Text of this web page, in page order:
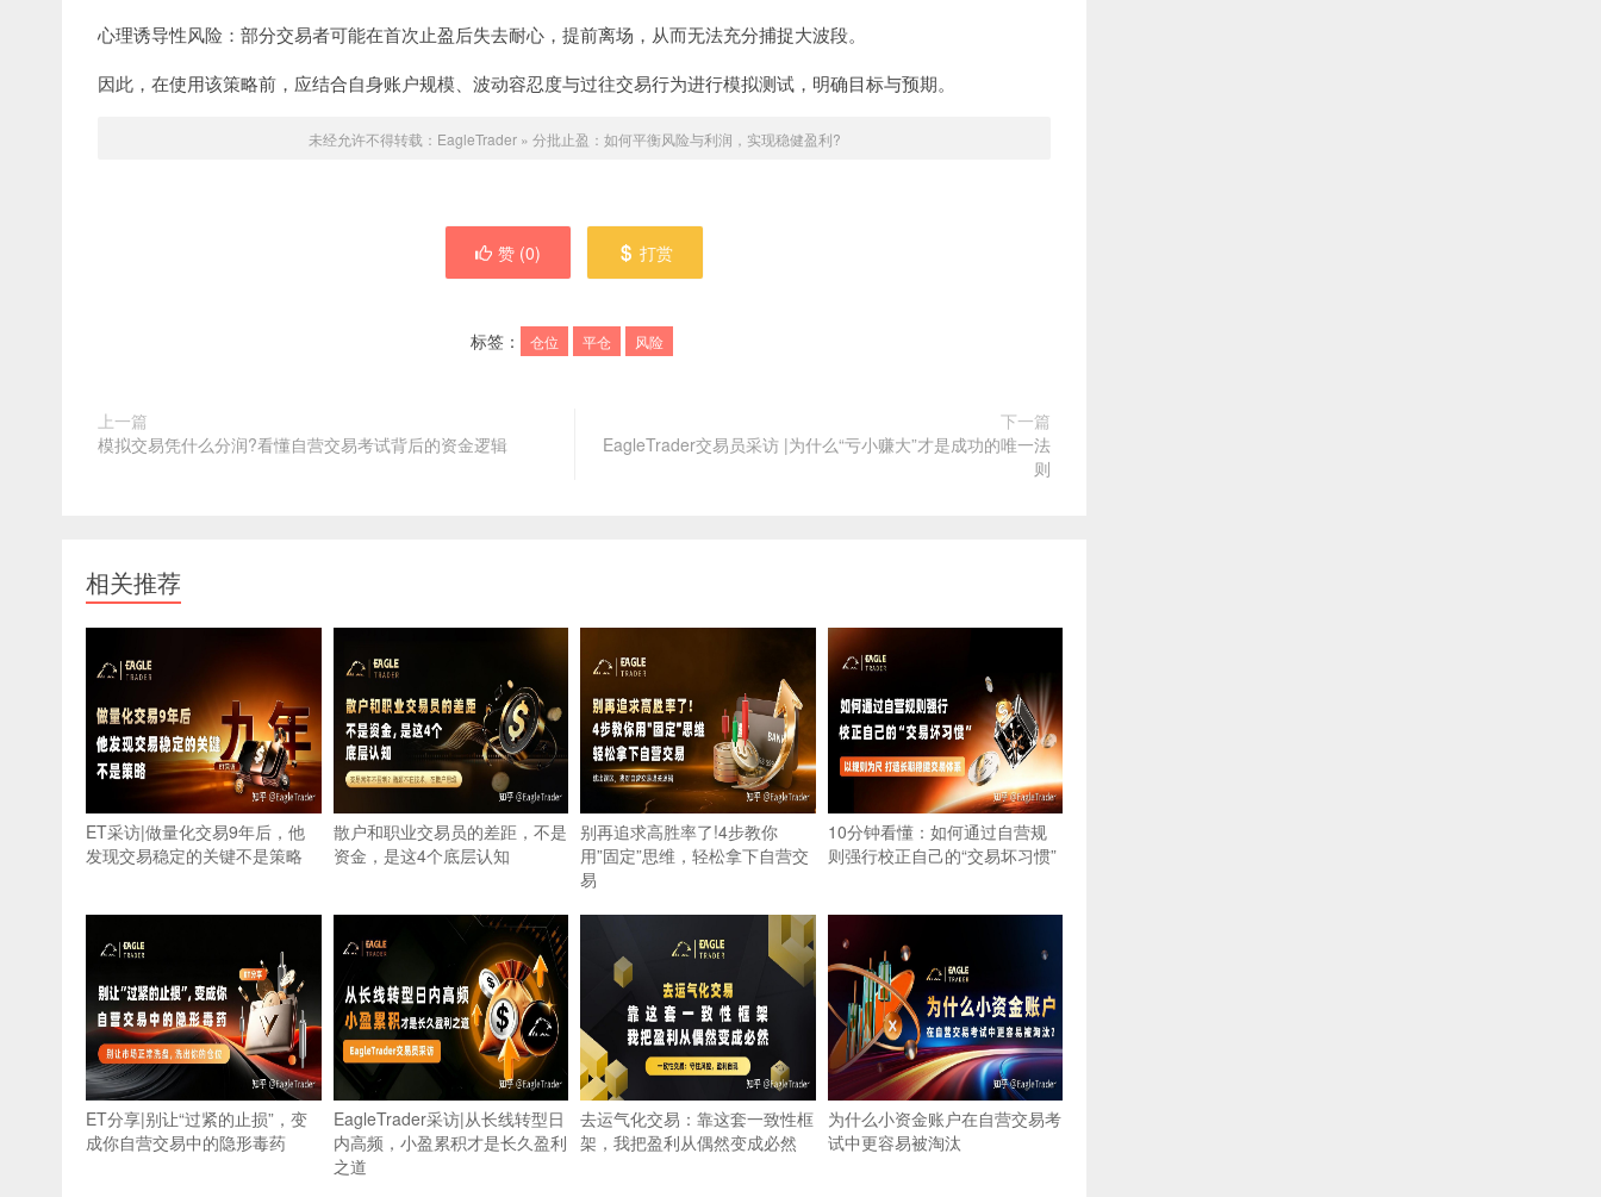
心理诱导性风险：部分交易者可能在首次止盈后失去耐心，提前离场，从而无法充分捕捉大波段。
因此，在使用该策略前，应结合自身账户规模、波动容忍度与过往交易行为进行模拟测试，明确目标与预期。
未经允许不得转载： EagleTrader» 分批止盈：如何平衡风险与利润，实现稳健盈利?
赞 (0) 打赏
标签： 仓位 平仓 风险
上一篇
模拟交易凭什么分润?看懂自营交易考试背后的资金逻辑
下一篇
EagleTrader交易员采访 |为什么“亏小赚大”才是成功的唯一法
则
相关推荐
ET采访|做量化交易9年后，他
发现交易稳定的关键不是策略
散户和职业交易员的差距，不是
资金，是这4个底层认知
别再追求高胜率了!4步教你
用”固定”思维，轻松拿下自营交
易
10分钟看懂：如何通过自营规
则强行校正自己的“交易坏习惯”
ET分享|别让“过紧的止损”，变
成你自营交易中的隐形毒药
EagleTrader采访|从长线转型日
内高频，小盈累积才是长久盈利
之道
去运气化交易：靠这套一致性框
架，我把盈利从偶然变成必然
为什么小资金账户在自营交易考
试中更容易被淘汰